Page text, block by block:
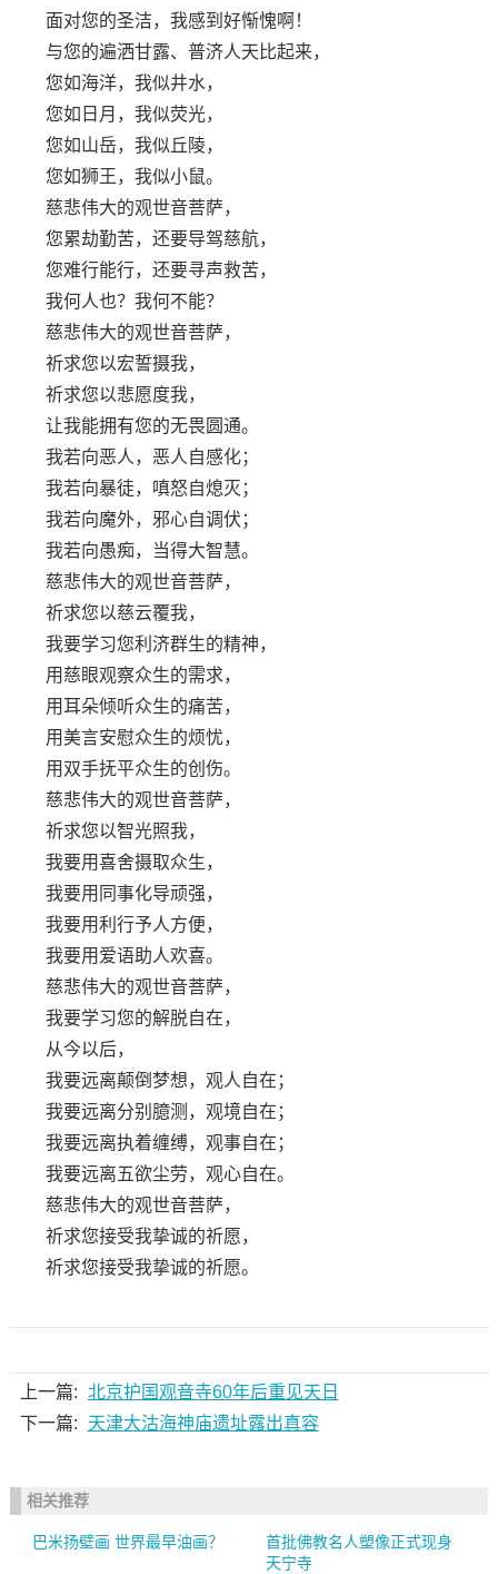
面对您的圣洁，我感到好惭愧啊！
与您的遍洒甘露、普济人天比起来，
您如海洋，我似井水，
您如日月，我似荧光，
您如山岳，我似丘陵，
您如狮王，我似小鼠。
慈悲伟大的观世音菩萨，
您累劫勤苦，还要导驾慈航，
您难行能行，还要寻声救苦，
我何人也？我何不能？
慈悲伟大的观世音菩萨，
祈求您以宏誓摄我，
祈求您以悲愿度我，
让我能拥有您的无畏圆通。
我若向恶人，恶人自感化；
我若向暴徒，嗔怒自熄灭；
我若向魔外，邪心自调伏；
我若向愚痴，当得大智慧。
慈悲伟大的观世音菩萨，
祈求您以慈云覆我，
我要学习您利济群生的精神，
用慈眼观察众生的需求，
用耳朵倾听众生的痛苦，
用美言安慰众生的烦忧，
用双手抚平众生的创伤。
慈悲伟大的观世音菩萨，
祈求您以智光照我，
我要用喜舍摄取众生，
我要用同事化导顽强，
我要用利行予人方便，
我要用爱语助人欢喜。
慈悲伟大的观世音菩萨，
我要学习您的解脱自在，
从今以后，
我要远离颠倒梦想，观人自在；
我要远离分别臆测，观境自在；
我要远离执着缠缚，观事自在；
我要远离五欲尘劳，观心自在。
慈悲伟大的观世音菩萨，
祈求您接受我挚诚的祈愿，
祈求您接受我挚诚的祈愿。
上一篇: 北京护国观音寺60年后重见天日
下一篇:
天津大沽海神庙遗址露出真容
相关推荐
巴米扬壁画 世界最早油画？
首批佛教名人塑像正式现身
天宁寺